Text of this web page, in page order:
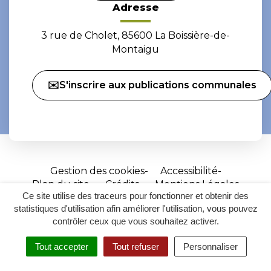
Ce site utilise des traceurs pour fonctionner et obtenir des
statistiques d'utilisation afin améliorer l'utilisation, vous pouvez
contrôler ceux que vous souhaitez activer.
Tout accepter Tout refuser Personnaliser
RECHERCHER
ACCESSIBILITÉ
Adresse
3 rue de Cholet, 85600 La Boissière-de-
Montaigu
✉️S'inscrire aux publications communales
Gestion des cookies
Accessibilité
Plan du site
Crédits
Mentions Légales
Site
réalisé
par
Inovagora